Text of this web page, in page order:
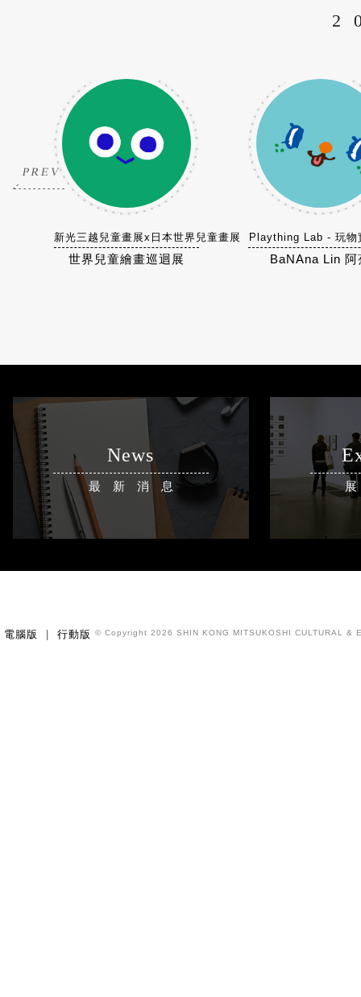
新光三越兒童畫展x日本世界兒童畫展
世界兒童繪畫巡迴展
Plaything Lab - 玩物
BaNAna Lin 阿
News
最新消息
電腦版 行動版 © Copyright 2026 SHIN KONG MITSUKOSHI CULTURAL &